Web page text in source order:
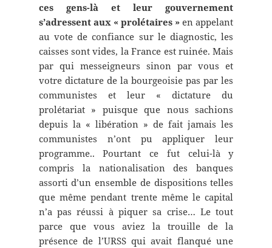
ces gens-là et leur gouvernement
s’adressent aux « prolétaires » en appelant
au vote de confiance sur le diagnostic, les
caisses sont vides, la France est ruinée. Mais
par qui messeigneurs sinon par vous et
votre dictature de la bourgeoisie pas par les
communistes et leur « dictature du
prolétariat » puisque que nous sachions
depuis la « libération » de fait jamais les
communistes n’ont pu appliquer leur
programme.. Pourtant ce fut celui-là y
compris la nationalisation des banques
assorti d’un ensemble de dispositions telles
que même pendant trente même le capital
n’a pas réussi à piquer sa crise… Le tout
parce que vous aviez la trouille de la
présence de l’URSS qui avait flanqué une